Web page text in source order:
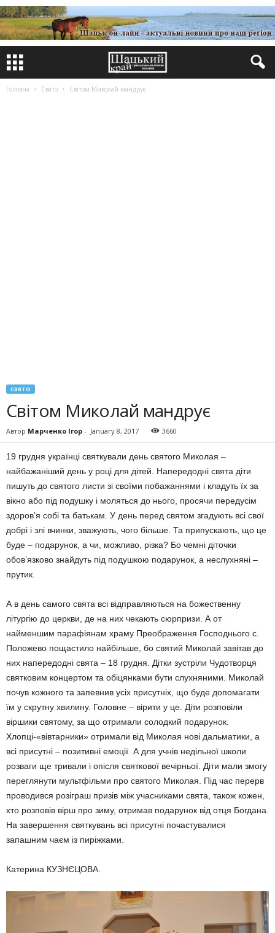
Головна Свято Світом Миколай мандрує
СВЯТО
Світом Миколай мандрує
Автор Марченко Ігор - January 8, 2017 3660
19 грудня українці святкували день святого Миколая –
найбажаніший день у році для дітей. Напередодні свята діти
пишуть до святого листи зі своїми побажаннями і кладуть їх за
вікно або під подушку і моляться до нього, просячи передусім
здоров’я собі та батькам. У день перед святом згадують всі свої
добрі і злі вчинки, зважують, чого більше. Та припускають, що це
буде – подарунок, а чи, можливо, різка? Бо чемні діточки
обов’язково знайдуть під подушкою подарунок, а неслухняні –
прутик.
А в день самого свята всі відправляються на божественну
літургію до церкви, де на них чекають сюрпризи. А от
найменшим парафіянам храму Преображення Господнього с.
Положево пощастило найбільше, бо святий Миколай завітав до
них напередодні свята – 18 грудня. Дітки зустріли Чудотворця
святковим концертом та обіцянками бути слухняними. Миколай
почув кожного та запевнив усіх присутніх, що буде допомагати
їм у скрутну хвилину. Головне – вірити у це. Діти розповіли
віршики святому, за що отримали солодкий подарунок.
Хлопці-«вівтарники» отримали від Миколая нові дальматики, а
всі присутні – позитивні емоції. А для учнів недільної школи
розваги ще тривали і опісля святкової вечірньої. Діти мали змогу
переглянути мультфільми про святого Миколая. Під час перерв
проводився розіграш призів між учасниками свята, також кожен,
хто розповів вірш про зиму, отримав подарунок від отця Богдана.
На завершення святкувань всі присутні почастувалися
запашним чаєм із пиріжками.
Катерина КУЗНЄЦОВА.